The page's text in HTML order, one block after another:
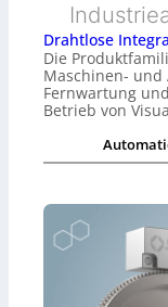
Drahtlose
Die
Maschinen-
Fernwartung
Betrieb von